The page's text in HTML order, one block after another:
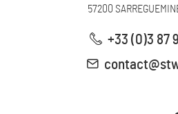
57200
+33 (0)3 87